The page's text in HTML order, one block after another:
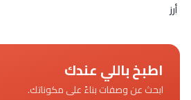
أرز
اطبخ باللي عندك
ابحث عن وصفات بناءً على مكوناتك.